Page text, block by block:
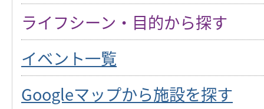
ライフシーン・目的から探す
イベント一覧
Googleマップから施設を探す